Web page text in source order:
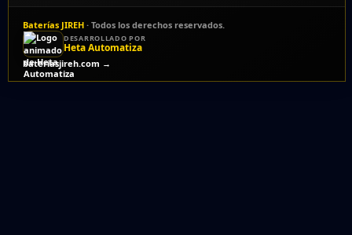
Baterías JIREH · Todos los derechos reservados.
DESARROLLADO POR
Heta Automatiza
bateriasjireh.com →